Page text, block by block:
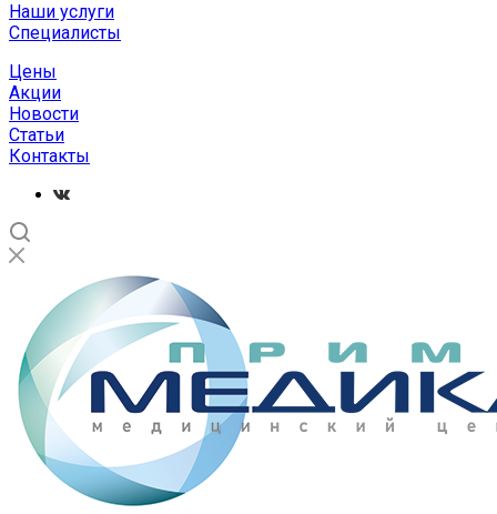
Наши услуги
Специалисты
Цены
Акции
Новости
Статьи
Контакты